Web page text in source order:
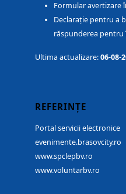
Formular avertizare
Declarație pentru a
răspunderea
Ultima actualizare:06-08-
REFERINȚE
Portal servicii electronice
evenimente.brasovcity.ro
www.spclepbv.ro
www.voluntarbv.ro